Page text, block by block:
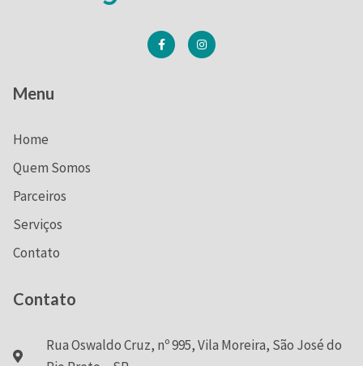
Menu
Home
Quem Somos
Parceiros
Serviços
Contato
Contato
Rua Oswaldo Cruz, nº 995, Vila Moreira, São José do